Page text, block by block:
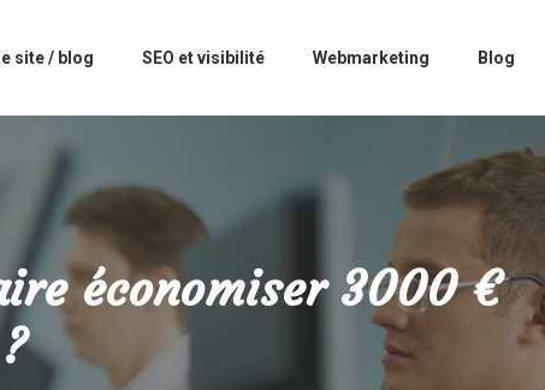
site / blog SEO et visibilité Webmarketing Blog
économiser 3000 €